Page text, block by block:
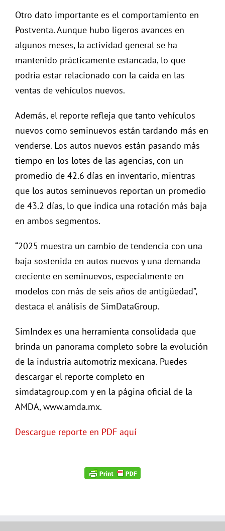
Otro dato importante es el comportamiento en
Postventa. Aunque hubo ligeros avances en
algunos meses, la actividad general se ha
mantenido prácticamente estancada, lo que
podría estar relacionado con la caída en las
ventas de vehículos nuevos.
Además, el reporte refleja que tanto vehículos
nuevos como seminuevos están tardando más en
venderse. Los autos nuevos están pasando más
tiempo en los lotes de las agencias, con un
promedio de 42.6 días en inventario, mientras
que los autos seminuevos reportan un promedio
de 43.2 días, lo que indica una rotación más baja
en ambos segmentos.
“2025 muestra un cambio de tendencia con una
baja sostenida en autos nuevos y una demanda
creciente en seminuevos, especialmente en
modelos con más de seis años de antigüedad”,
destaca el análisis de SimDataGroup.
SimIndex es una herramienta consolidada que
brinda un panorama completo sobre la evolución
de la industria automotriz mexicana. Puedes
descargar el reporte completo en
simdatagroup.com y en la página oficial de la
AMDA, www.amda.mx.
Descargue reporte en PDF aquí